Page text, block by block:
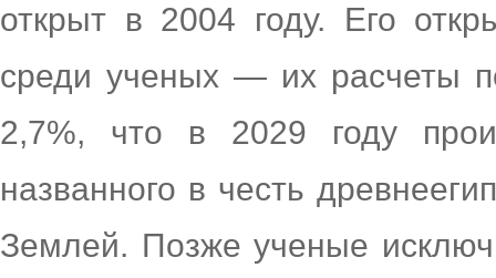
открыт в 2004 году. Его
среди ученых — их расчеты
2,7%, что в 2029 году
названного в честь
Землей. Позже ученые